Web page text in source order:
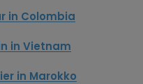
in Colombia
in Vietnam
in Marokko